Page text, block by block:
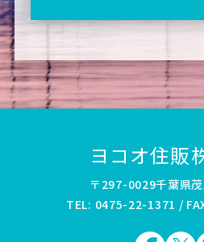
ヨコオ住販
〒297-0029千葉県
TEL: 0475-22-1371 /